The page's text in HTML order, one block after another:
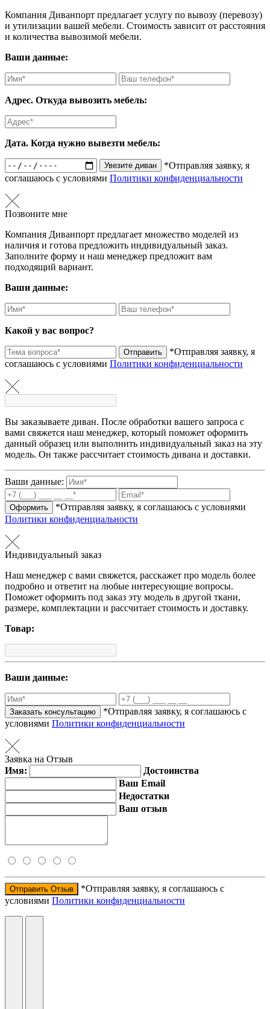
Компания Диванпорт предлагает услугу по вывозу (перевозу)
и утилизации вашей мебели. Стоимость зависит от расстояния
и количества вывозимой мебели.
Ваши данные:
Адрес. Откуда вывозить мебель:
Дата. Когда нужно вывезти мебель:
Увезите диван
*Отправляя заявку, я
соглашаюсь с условиями Политики конфиденциальности
Позвоните мне
Компания Диванпорт предлагает множество моделей из
наличия и готова предложить индивидуальный заказ.
Заполните форму и наш менеджер предложит вам
подходящий вариант.
Ваши данные:
Какой у вас вопрос?
Отправить
*Отправляя заявку, я
соглашаюсь с условиями Политики конфиденциальности
Вы заказываете диван. После обработки вашего запроса с
вами свяжется наш менеджер, который поможет оформить
данный образец или выполнить индивидуальный заказ на эту
модель. Он также рассчитает стоимость дивана и доставки.
Ваши данные:
Оформить
*Отправляя заявку, я соглашаюсь с условиями
Политики конфиденциальности
Индивидуальный заказ
Наш менеджер с вами свяжется, расскажет про модель более
подробно и ответит на любые интересующие вопросы.
Поможет оформить под заказ эту модель в другой ткани,
размере, комплектации и рассчитает стоимость и доставку.
Товар:
Ваши данные:
Заказать консультацию
*Отправляя заявку, я соглашаюсь с
условиями Политики конфиденциальности
Заявка на Отзыв
Имя:
Достоинства
Ваш Email
Недостатки
Ваш отзыв
Отправить Отзыв
*Отправляя заявку, я соглашаюсь с
условиями Политики конфиденциальности